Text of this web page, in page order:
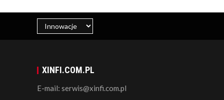
XINFI.COM.PL
E-mail: serwis@xinfi.com.pl